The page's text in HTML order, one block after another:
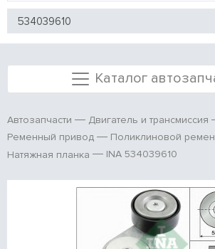
Каталог
Автозапчасти Двигатель и трансмиссия
Ременный привод
Поликлиновой
Натяжная планка
INA 534039610